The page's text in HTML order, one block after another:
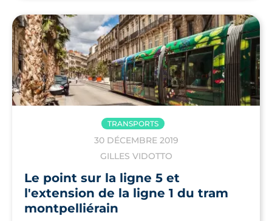
TRANSPORTS
30 DÉCEMBRE 2019
GILLES VIDOTTO
Le point sur la ligne 5 et
l'extension de la ligne 1 du tram
montpelliérain